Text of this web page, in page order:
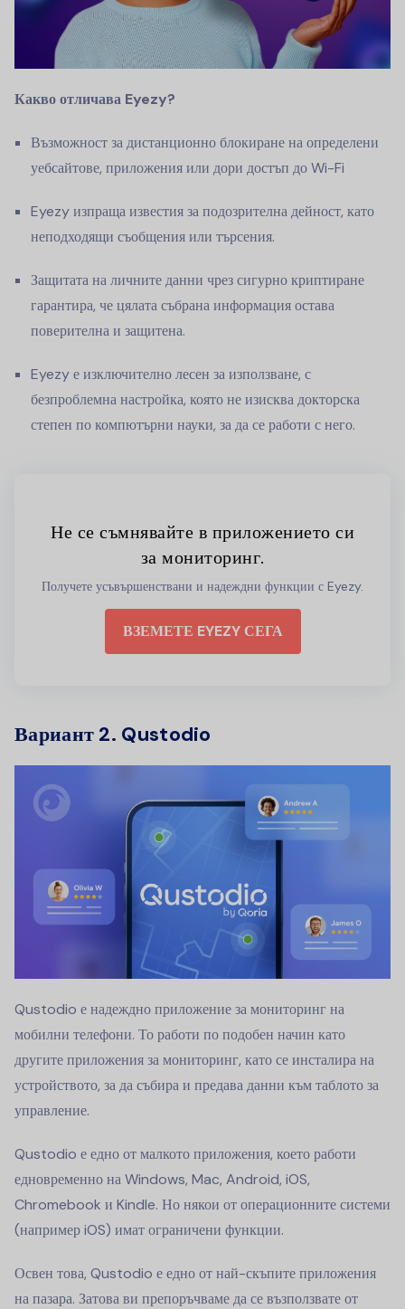
Какво отличава Eyezy?
Възможност за дистанционно блокиране на определени
уебсайтове, приложения или дори достъп до Wi-Fi
Eyezy изпраща известия за подозрителна дейност, като
неподходящи съобщения или търсения.
Защитата на личните данни чрез сигурно криптиране
гарантира, че цялата събрана информация остава
поверителна и защитена.
Eyezy е изключително лесен за използване, с
безпроблемна настройка, която не изисква докторска
степен по компютърни науки, за да се работи с него.
Не се съмнявайте в приложението си
за мониторинг.
Получете усъвършенствани и надеждни функции с Eyezy.
ВЗЕМЕТЕ EYEZY СЕГА
Вариант 2. Qustodio
Qustodio е надеждно приложение за мониторинг на
мобилни телефони. То работи по подобен начин като
другите приложения за мониторинг, като се инсталира на
устройството, за да събира и предава данни към таблото за
управление.
Qustodio е едно от малкото приложения, което работи
едновременно на Windows, Mac, Android, iOS,
Chromebook и Kindle. Но някои от операционните системи
(например iOS) имат ограничени функции.
Освен това, Qustodio е едно от най-скъпите приложения
на пазара. Затова ви препоръчваме да се възползвате от